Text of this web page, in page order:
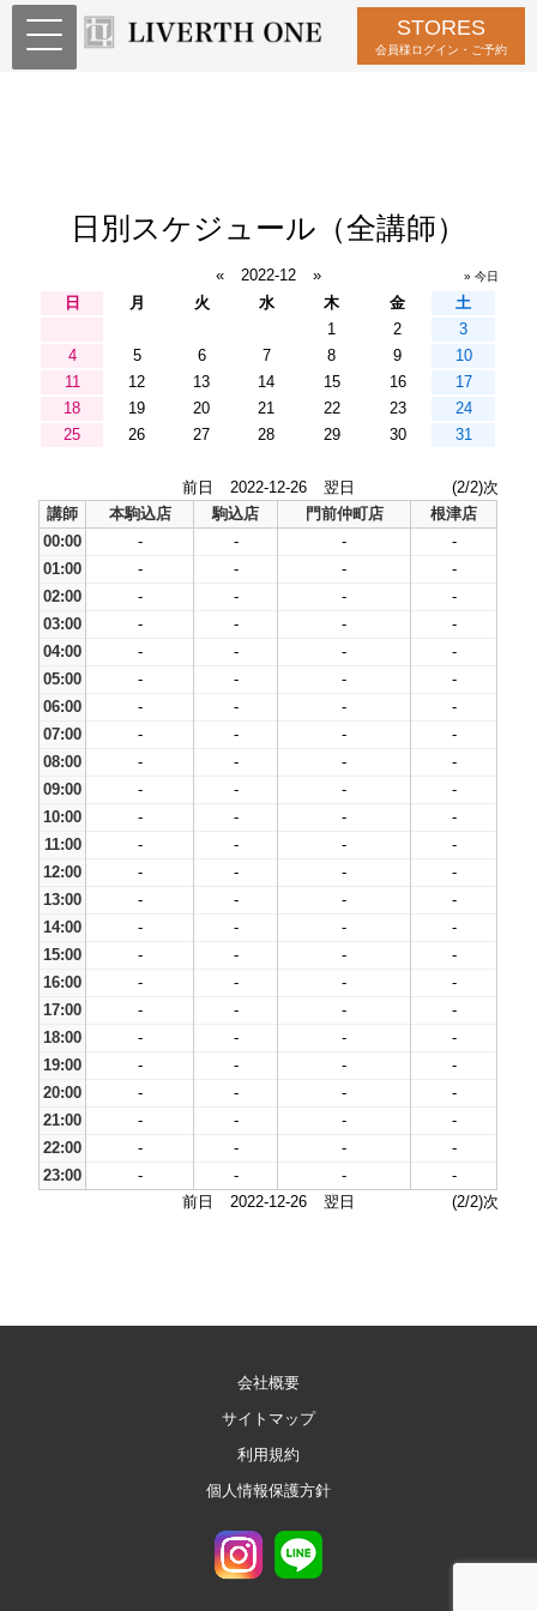
STORES
会員様ログイン・ご予約
日別スケジュール（全講師）
« 2022-12 » » 今日
日 月 火 水 木 金
土
1
2
3
4
5 6 7 8 9
10
11
12 13 14 15 16
17
18
19 20 21 22 23
24
25
26 27 28 29 30 31
前日 2022-12-26 翌日
(2/2)次
講師
本駒込店 駒込店 門前仲町店
根津店
00:00
- - -
-
01:00
- - -
-
02:00
- - -
-
03:00
- - -
-
04:00
- - -
-
05:00
- - -
-
06:00
- - -
-
07:00
- - -
-
08:00
- - -
-
09:00
- - -
-
10:00
- - -
-
11:00
- - -
-
12:00
- - -
-
13:00
- - -
-
14:00
- - -
-
15:00
- - -
-
16:00
- - -
-
17:00
- - -
-
18:00
- - -
-
19:00
- - -
-
20:00
- - -
-
21:00
- - -
-
22:00
- - -
-
23:00
- - -
-
前日
2022-12-26 翌日 (2/2)次
会社概要
サイトマップ
利用規約
個人情報保護方針